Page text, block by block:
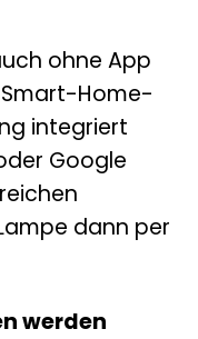
ohne App
Smart-Home-
integriert
Google
dann per
werden